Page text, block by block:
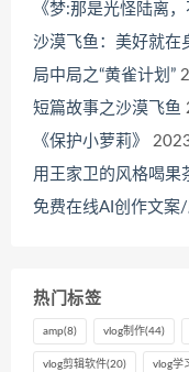
《梦:那是光怪陆离
沙漠飞鱼：美好就在
局中局之“黄雀计划”
短篇故事之沙漠飞鱼
《保护小萝莉》
用王家卫的风格喝果
免费在线AI创作文案/
热门标签
amp(8) vlog制作(44)
vlog剪辑软件(20) vlog学